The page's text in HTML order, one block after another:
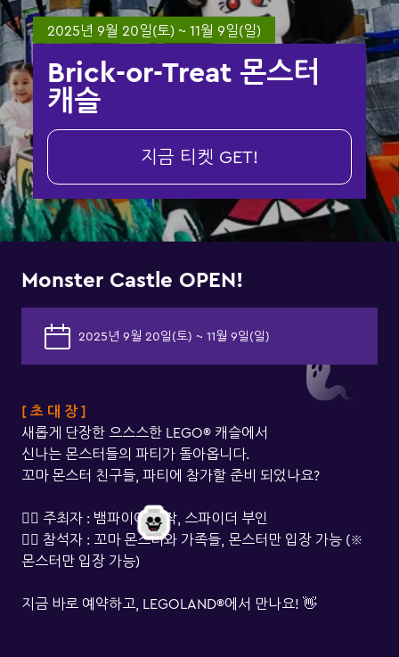
2025년 9월 20일(토) ~ 11월 9일(일)
Brick-or-Treat 몬스터
캐슬
지금 티켓 GET!
Monster Castle OPEN!
2025년 9월 20일(토) ~ 11월 9일(일)
[ 초 대 장 ]
새롭게 단장한 으스스한 LEGO® 캐슬에서
신나는 몬스터들의 파티가 돌아옵니다.
꼬마 몬스터 친구들, 파티에 참가할 준비 되었나요?
🧛‍♂️ 주최자 : 뱀파이어 백작, 스파이더 부인
🦸‍♀️ 참석자 : 꼬마 몬스터와 가족들, 몬스터만 입장 가능 (※
몬스터만 입장 가능)
지금 바로 예약하고, LEGOLAND®에서 만나요! 👋